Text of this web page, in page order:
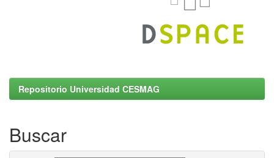
Repositorio Universidad CESMAG
Buscar